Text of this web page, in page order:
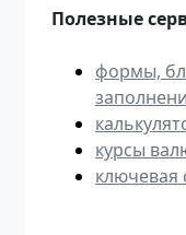
Полезные
формы,
курсы
ключевая